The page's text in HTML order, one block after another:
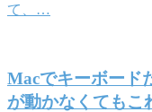
て、…
Macでキーボー
が動かなくてもこ